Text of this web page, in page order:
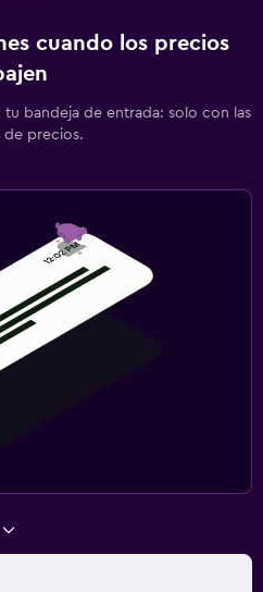
cuando los precios
bandeja de entrada: solo con las
de precios.